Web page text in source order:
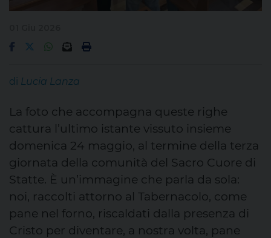
di Lucia Lanza
La foto che accompagna queste righe
cattura l’ultimo istante vissuto insieme
domenica 24 maggio, al termine della terza
giornata della comunità del Sacro Cuore di
Statte. È un’immagine che parla da sola:
noi, raccolti attorno al Tabernacolo, come
pane nel forno, riscaldati dalla presenza di
Cristo per diventare, a nostra volta, pane